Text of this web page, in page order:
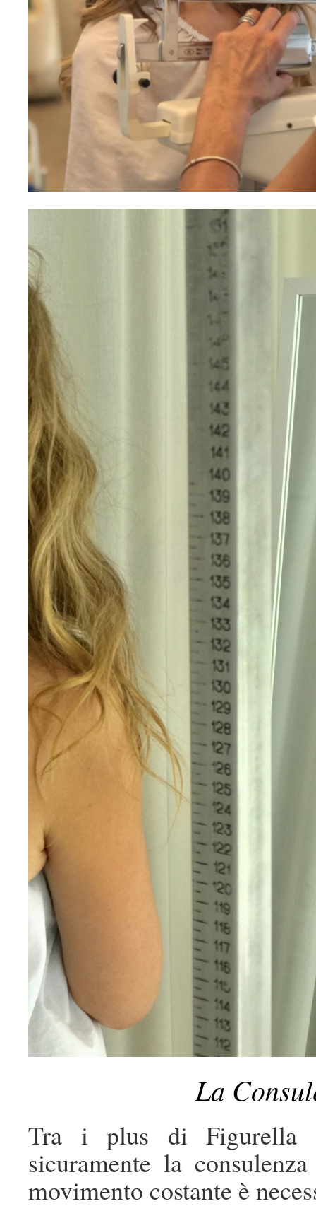
La
Tra i plus di Figurella
sicuramente la
movimento costante è